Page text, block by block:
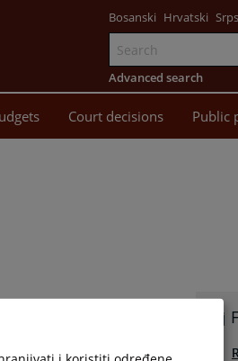
Bosanski Hrvatski
Advanced search
Court decisions Public